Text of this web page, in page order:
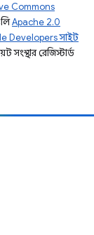
Commons
Apache 2.0
Developers সাইট
রেজিস্টার্ড